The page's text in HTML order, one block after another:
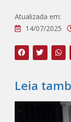
Atualizada em:
14/07/2025
Leia